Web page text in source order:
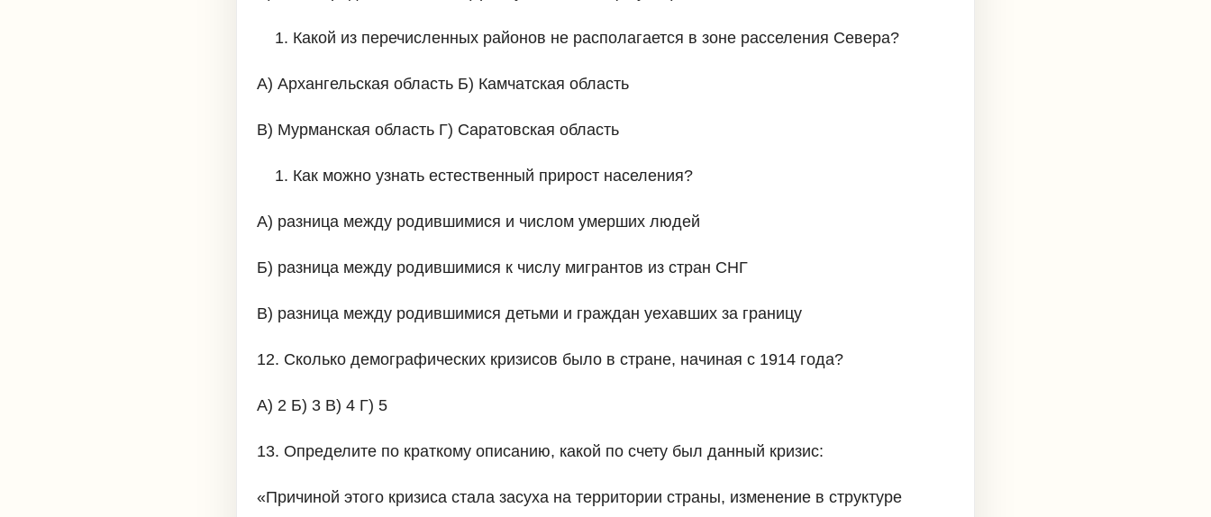
Какой из перечисленных районов не располагается в зоне расселения Севера?
А) Архангельская область Б) Камчатская область
В) Мурманская область Г) Саратовская область
Как можно узнать естественный прирост населения?
А) разница между родившимися и числом умерших людей
Б) разница между родившимися к числу мигрантов из стран СНГ
В) разница между родившимися детьми и граждан уехавших за границу
12. Сколько демографических кризисов было в стране, начиная с 1914 года?
А) 2 Б) 3 В) 4 Г) 5
13. Определите по краткому описанию, какой по счету был данный кризис:
«Причиной этого кризиса стала засуха на территории страны, изменение в структуре